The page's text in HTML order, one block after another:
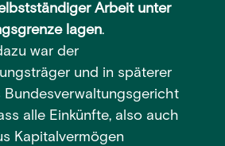
Arbeit unter
lagen.
war der
und in späterer
Bundesverwaltungsgericht
alle Einkünfte, also auch
Kapitalvermögen